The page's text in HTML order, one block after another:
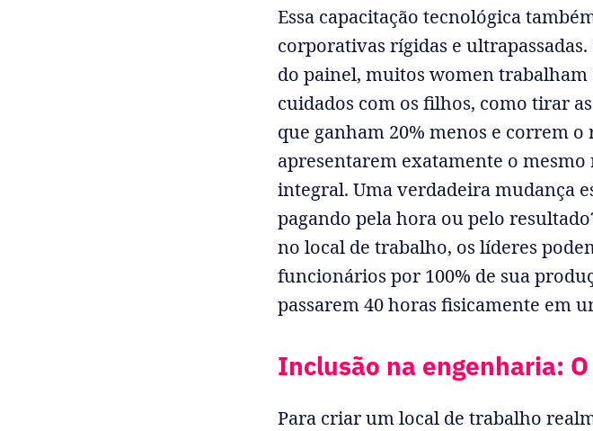
Essa capacitação tecnológica
corporativas rígidas e
do painel, muitos women
cuidados com os filhos, como tirar
que ganham 20% menos e correm
apresentarem exatamente o
integral. Uma verdadeira mudança
pagando pela hora ou pelo
no local de trabalho, os líderes
funcionários por 100% de sua
passarem 40 horas fisicamente em
Inclusão na engenharia:
Para criar um local de trabalho